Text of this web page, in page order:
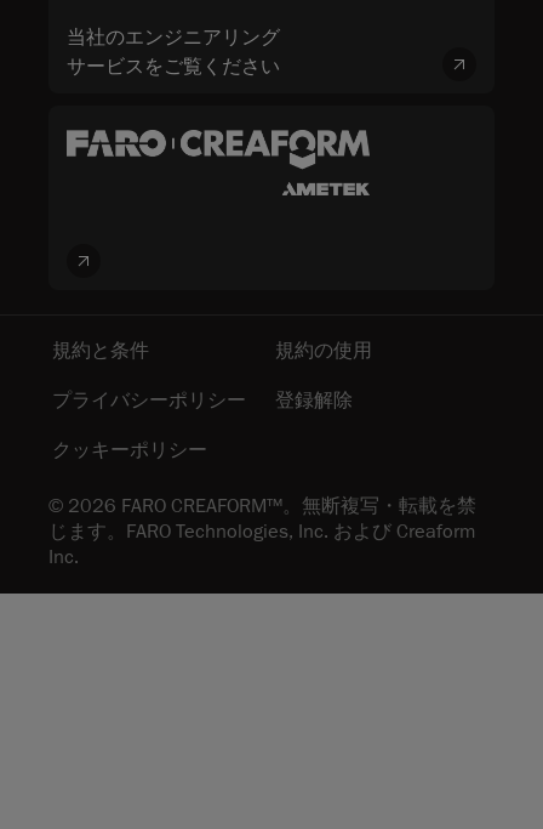
当社のエンジニアリング
サービスをご覧ください
© 2026 FARO CREAFORM™。無断複写・転載を禁
じます。FARO Technologies, Inc. および Creaform
Inc.
規約と条件 規約の使用
プライバシーポリシー 登録解除
クッキーポリシー